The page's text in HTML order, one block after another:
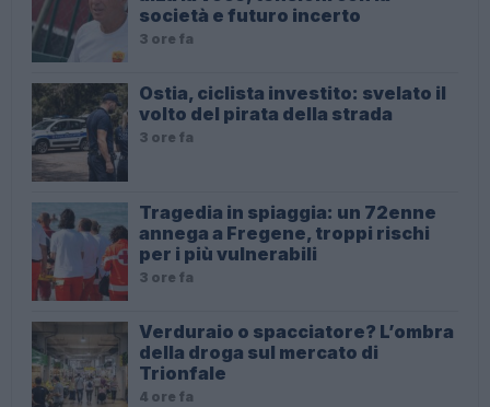
società e futuro incerto
3 ore fa
Ostia, ciclista investito: svelato il
volto del pirata della strada
3 ore fa
Tragedia in spiaggia: un 72enne
annega a Fregene, troppi rischi
per i più vulnerabili
3 ore fa
Verduraio o spacciatore? L’ombra
della droga sul mercato di
Trionfale
4 ore fa